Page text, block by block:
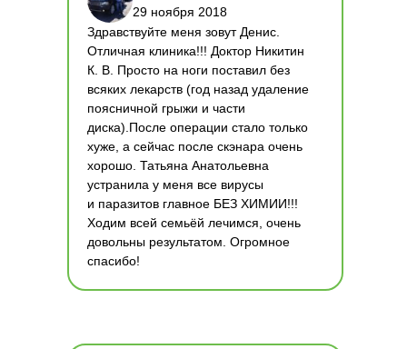
29 ноября 2018
Здравствуйте меня зовут Денис.
Отличная клиника!!! Доктор Никитин
К. В. Просто на ноги поставил без
всяких лекарств (год назад удаление
поясничной грыжи и части
диска).После операции стало только
хуже, а сейчас после скэнара очень
хорошо. Татьяна Анатольевна
устранила у меня все вирусы
и паразитов главное БЕЗ ХИМИИ!!!
Ходим всей семьёй лечимся, очень
довольны результатом. Огромное
спасибо!